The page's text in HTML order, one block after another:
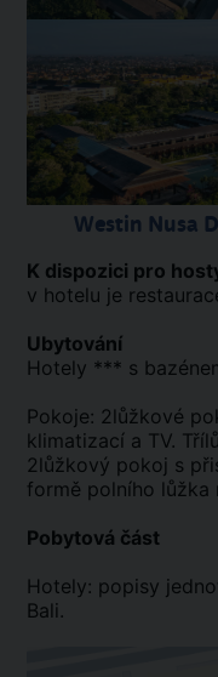
Westin Nusa
K dispozici pro
v hotelu je
Ubytování
Hotely *** s
Pokoje: 2lůžkové
klimatizací a TV.
2lůžkový pokoj s
formě polního
Pobytová část
Hotely: popisy
Bali.